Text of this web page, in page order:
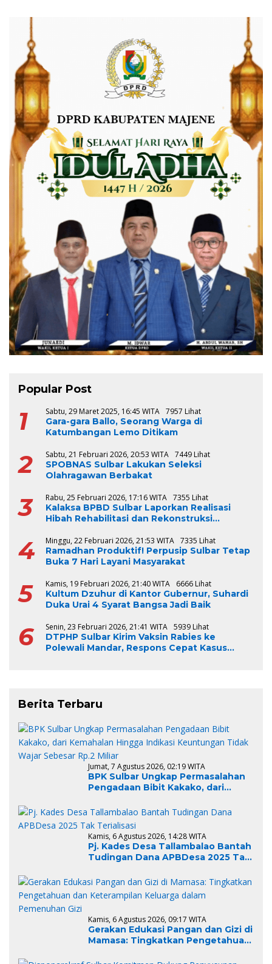
Popular Post
1 Sabtu, 29 Maret 2025, 16:45 WITA 7957 Lihat
Gara-gara Ballo, Seorang Warga di
Katumbangan Lemo Ditikam
2 Sabtu, 21 Februari 2026, 20:53 WITA 7449 Lihat
SPOBNAS Sulbar Lakukan Seleksi
Olahragawan Berbakat
3 Rabu, 25 Februari 2026, 17:16 WITA 7355 Lihat
Kalaksa BPBD Sulbar Laporkan Realisasi
Hibah Rehabilitasi dan Rekonstruksi
4 Minggu, 22 Februari 2026, 21:53 WITA 7335 Lihat
Ramadhan Produktif! Perpusip Sulbar Tetap
Buka 7 Hari Layani Masyarakat
5 Kamis, 19 Februari 2026, 21:40 WITA 6666 Lihat
Kultum Dzuhur di Kantor Gubernur, Suhardi
Duka Urai 4 Syarat Bangsa Jadi Baik
6 Senin, 23 Februari 2026, 21:41 WITA 5939 Lihat
DTPHP Sulbar Kirim Vaksin Rabies ke
Polewali Mandar, Respons Cepat Kasus
Berita Terbaru
Jumat, 7 Agustus 2026, 02:19 WITA
BPK Sulbar Ungkap Permasalahan
Pengadaan Bibit Kakako, dari
Keuntungan Tidak Wajar Sebesar
Rp.2 Miliar
Kamis, 6 Agustus 2026, 14:28 WITA
Pj. Kades Desa Tallambalao Bantah
Tudingan Dana APBDesa 2025 Tak
Kamis, 6 Agustus 2026, 09:17 WITA
Gerakan Edukasi Pangan dan Gizi di
Mamasa: Tingkatkan Pengetahuan